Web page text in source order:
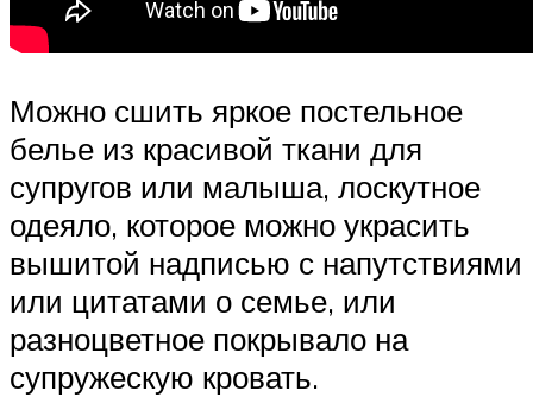
Можно сшить яркое постельное
белье из красивой ткани для
супругов или малыша, лоскутное
одеяло, которое можно украсить
вышитой надписью с напутствиями
или цитатами о семье, или
разноцветное покрывало на
супружескую кровать.